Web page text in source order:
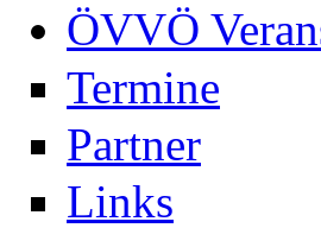
ÖVVÖ
Termine
Partner
Links